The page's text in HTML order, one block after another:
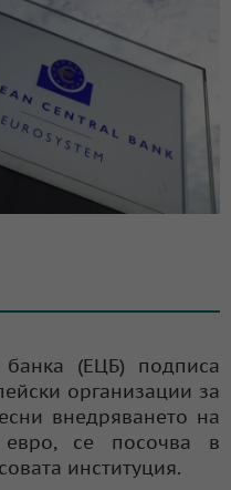
банка (ЕЦБ) подписа
организации за
внедряването на
се посочва в
институция.